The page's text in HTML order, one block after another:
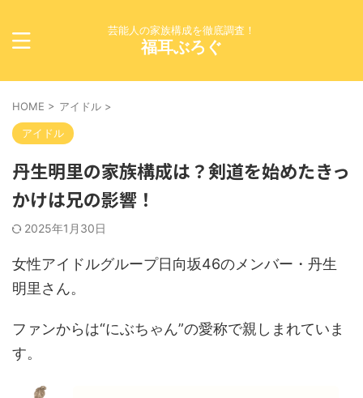
芸能人の家族構成を徹底調査！
福耳ぶろぐ
HOME > アイドル >
アイドル
丹生明里の家族構成は？剣道を始めたきっ
かけは兄の影響！
2025年1月30日
女性アイドルグループ日向坂46のメンバー・丹生
明里さん。
ファンからは“にぶちゃん”の愛称で親しまれていま
す。